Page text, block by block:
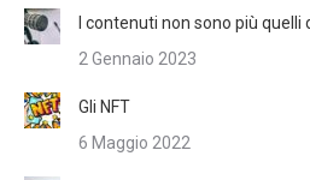
I contenuti non sono più quelli
2 Gennaio 2023
Gli NFT
6 Maggio 2022